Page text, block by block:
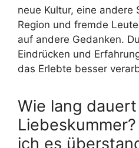
neue Kultur, eine andere
Region und fremde
auf andere Gedanken.
Eindrücken und
das Erlebte besser
Wie lang dauert
ich es